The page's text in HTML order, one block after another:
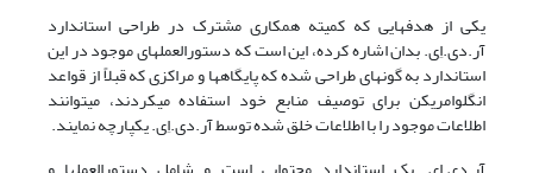
یکی از هدفهایی که کمیته همکاری مشترک در طراحی استاندارد
آر.دی.اِی. بدان اشاره کرده، این است که دستورالعملهای موجود در این
استاندارد به گونه­ای طراحی شده که پایگا­ه­ها و مراکزی که قبلاً از قواعد
انگلوامریکن برای توصیف منابع خود استفاده می­کردند، می­توانند
اطلاعات موجود را با اطلاعات خلق شده توسط آر.دی.اِی. یکپارچه نمایند.